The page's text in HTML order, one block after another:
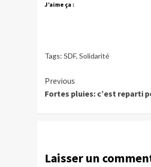
J’aime ça :
Tags: SDF, Solidarité
Continue
Reading
Previous
Fortes pluies: c’est reparti
Laisser un